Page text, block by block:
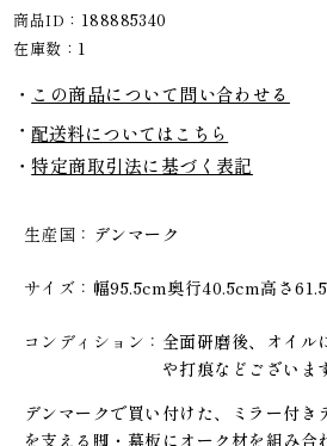
商品ID： 188885340
在庫数： 1
この商品について問い合わせる
配送料についてはこちら
特定商取引法に基づく表記
生産国 デンマーク
サイズ 幅95.5cm奥行40.5cm高さ
コンディション
全面研磨後、オイル
や打痕などございま
デンマークで買い付けた、ミラー付き
を支える脚・幕板にオーク材を組み合